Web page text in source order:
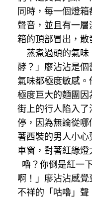
同時，每一個燈
聲音，並且有一
箱的頂部冒出，
蒸煮過頭的氣
酵？」廖沾沾是
氣味都極度敏感
極度巨大的麵團因
街上的行人陷入
停，因為無論從
著西裝的男人小
車窗，對著紅綠
嚕？你倒是紅一
啊！」廖沾沾感
不祥的「咕嚕」